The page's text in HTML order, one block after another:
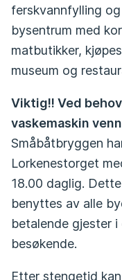
ferskvannfylling
bysentrum med
matbutikker,
museum og
Viktig!! Ved
vaskemaskin
Småbåtbryggen
Lorkenestorget
18.00 daglig.
benyttes av alle
betalende gjester
besøkende.
Etter stengetid